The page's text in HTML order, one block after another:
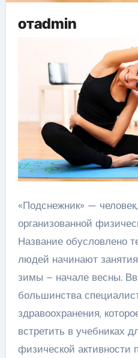
отadmin
«Подснежник» —
организованной
Название обусловлено
людей начинают
зимы – начале весны.
большинства
здравоохранения,
встретить в учебниках
физической активности